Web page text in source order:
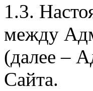
1.3.
между
(далее –
Сайта.